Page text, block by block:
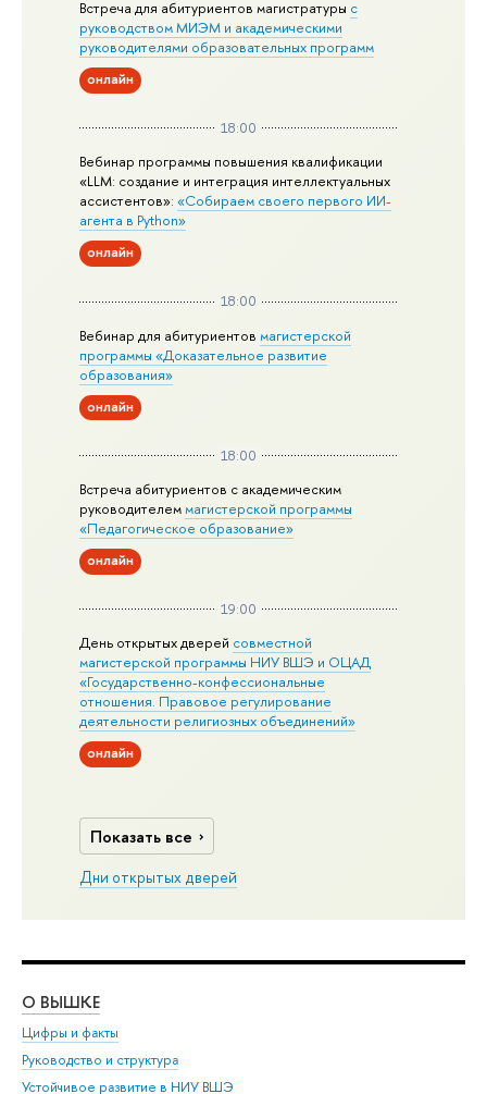
Встреча для абитуриентов магистратуры с
руководством МИЭМ и академическими
руководителями образовательных программ
онлайн
18:00
Вебинар программы повышения квалификации
«LLM: создание и интеграция интеллектуальных
ассистентов»:«Собираем своего первого ИИ-
агента в Python»
онлайн
18:00
Вебинар для абитуриентовмагистерской
программы «Доказательное развитие
образования»
онлайн
18:00
Встреча абитуриентов с академическим
руководителеммагистерской программы
«Педагогическое образование»
онлайн
19:00
День открытых дверей совместной
магистерской программы НИУ ВШЭ и ОЦАД
«Государственно-конфессиональные
отношения. Правовое регулирование
деятельности религиозных объединений»
онлайн
Показать все
Дни открытых дверей
О ВЫШКЕ
Цифры и факты
Руководство и структура
Устойчивое развитие в НИУ ВШЭ